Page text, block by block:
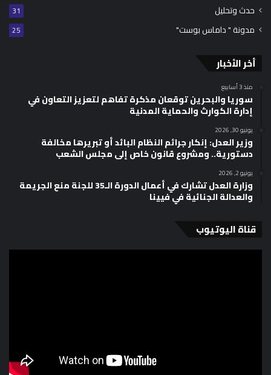
حدث وتحليل 31
مدونة " داماس بوست" 25
أخر الأخبار
منذ 3 أسابيع
سوريا والبحرين توقعان مذكرة تفاهم لتعزيز التعاون في
إدارة الكوارث والحماية المدنية
يونيو 30, 2026
وزير العدل: إنكار جرائم النظام البائد أو تبريرها مخالفة
دستورية.. ومشروع قانون خاص إلى مجلس الشعب
يونيو 2, 2026
وزارة العدل تشارك في أعمال الدورة الـ35 للجنة منع الجريمة
والعدالة الجنائية في فيينا
قناة اليوتيوب